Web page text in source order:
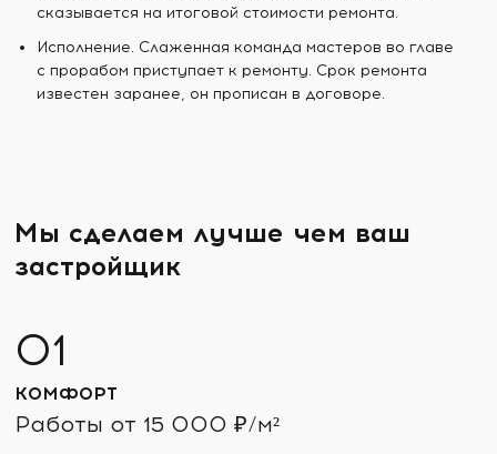
сказывается на итоговой стоимости ремонта.
Исполнение. Слаженная команда мастеров во главе
с прорабом приступает к ремонту. Срок ремонта
известен заранее, он прописан в договоре.
Мы сделаем лучше чем ваш
застройщик
КОМФОРТ
Работы от 15 000 ₽/м²